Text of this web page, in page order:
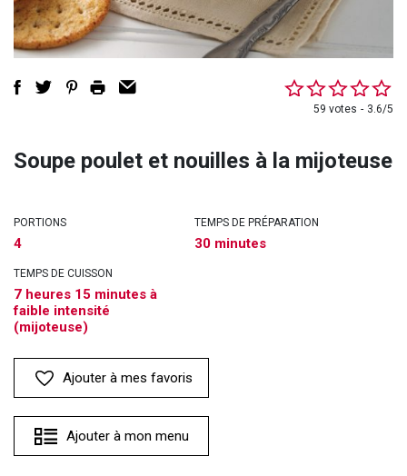
59 votes 3.6/5
Soupe poulet et nouilles à la mijoteuse
PORTIONS
4
TEMPS DE PRÉPARATION
30 minutes
TEMPS DE CUISSON
7 heures 15 minutes à
faible intensité
(mijoteuse)
Ajouter à mes favoris
Ajouter à mon menu